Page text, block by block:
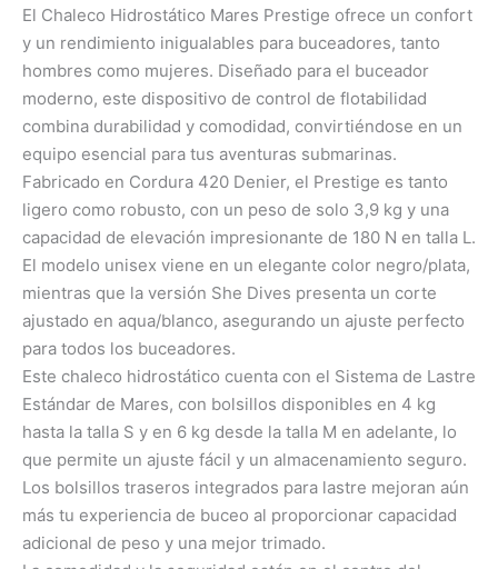
El Chaleco Hidrostático Mares Prestige ofrece un confort
y un rendimiento inigualables para buceadores, tanto
hombres como mujeres. Diseñado para el buceador
moderno, este dispositivo de control de flotabilidad
combina durabilidad y comodidad, convirtiéndose en un
equipo esencial para tus aventuras submarinas.
Fabricado en Cordura 420 Denier, el Prestige es tanto
ligero como robusto, con un peso de solo 3,9 kg y una
capacidad de elevación impresionante de 180 N en talla L.
El modelo unisex viene en un elegante color negro/plata,
mientras que la versión She Dives presenta un corte
ajustado en aqua/blanco, asegurando un ajuste perfecto
para todos los buceadores.
Este chaleco hidrostático cuenta con el Sistema de Lastre
Estándar de Mares, con bolsillos disponibles en 4 kg
hasta la talla S y en 6 kg desde la talla M en adelante, lo
que permite un ajuste fácil y un almacenamiento seguro.
Los bolsillos traseros integrados para lastre mejoran aún
más tu experiencia de buceo al proporcionar capacidad
adicional de peso y una mejor trimado.